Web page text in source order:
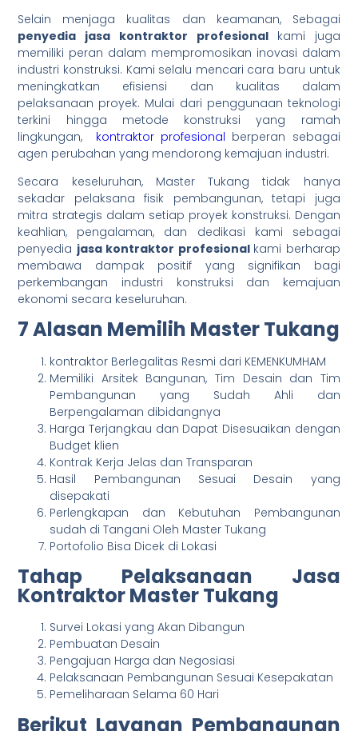
Selain menjaga kualitas dan keamanan, Sebagai
penyedia jasa kontraktor profesional kami juga
memiliki peran dalam mempromosikan inovasi dalam
industri konstruksi. Kami selalu mencari cara baru untuk
meningkatkan efisiensi dan kualitas dalam
pelaksanaan proyek. Mulai dari penggunaan teknologi
terkini hingga metode konstruksi yang ramah
lingkungan, kontraktor profesional berperan sebagai
agen perubahan yang mendorong kemajuan industri.
Secara keseluruhan, Master Tukang tidak hanya
sekadar pelaksana fisik pembangunan, tetapi juga
mitra strategis dalam setiap proyek konstruksi. Dengan
keahlian, pengalaman, dan dedikasi kami sebagai
penyedia jasa kontraktor profesional kami berharap
membawa dampak positif yang signifikan bagi
perkembangan industri konstruksi dan kemajuan
ekonomi secara keseluruhan.
7 Alasan Memilih Master Tukang
kontraktor Berlegalitas Resmi dari KEMENKUMHAM
Memiliki Arsitek Bangunan, Tim Desain dan Tim
Pembangunan yang Sudah Ahli dan
Berpengalaman dibidangnya
Harga Terjangkau dan Dapat Disesuaikan dengan
Budget klien
Kontrak Kerja Jelas dan Transparan
Hasil Pembangunan Sesuai Desain yang
disepakati
Perlengkapan dan Kebutuhan Pembangunan
sudah di Tangani Oleh Master Tukang
Portofolio Bisa Dicek di Lokasi
Tahap Pelaksanaan Jasa
Kontraktor Master Tukang
Survei Lokasi yang Akan Dibangun
Pembuatan Desain
Pengajuan Harga dan Negosiasi
Pelaksanaan Pembangunan Sesuai Kesepakatan
Pemeliharaan Selama 60 Hari
Berikut Layanan Pembangunan